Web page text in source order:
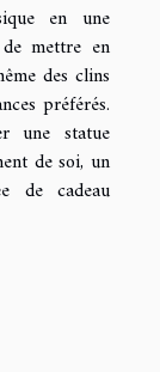
en une
mettre en
des clins
préférés.
une statue
de soi, un
de cadeau